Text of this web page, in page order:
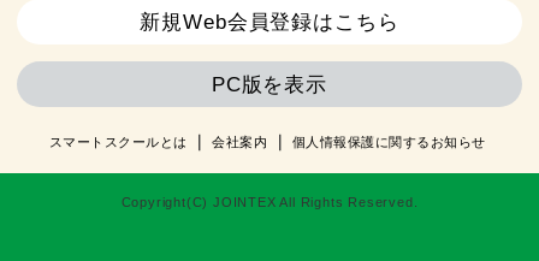
新規Web会員登録はこちら
PC版を表示
スマートスクールとは 会社案内 個人情報保護に関するお知らせ
Copyright(C) JOINTEX All Rights Reserved.